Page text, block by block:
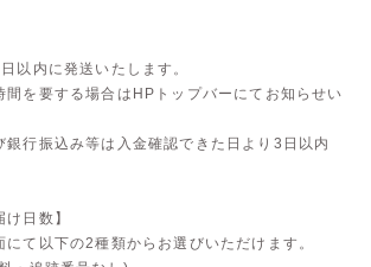
以内に発送いたします。
間を要する場合はHPトップバーにてお知らせい
銀行振込み等は入金確認できた日より3日以内
け日数】
て以下の2種類からお選びいただけます。